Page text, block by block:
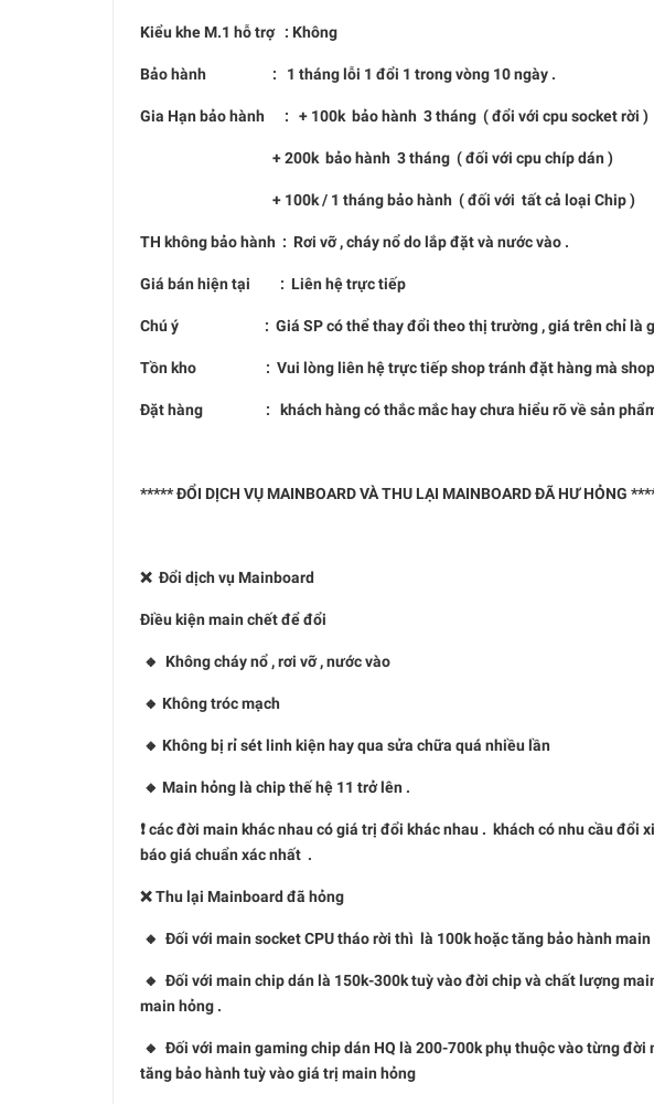
Kiểu khe M.1 hỗ trợ : Không
Bảo hành : 1 tháng lỗi 1 đổi 1 trong vòng 10 ngày .
Gia Hạn bảo hành : + 100k bảo hành 3 tháng ( đổi với cpu socket rời )
+ 200k bảo hành 3 tháng ( đối với cpu chíp dán )
+ 100k / 1 tháng bảo hành ( đối với tất cả loại Chip )
TH không bảo hành : Rơi vỡ , cháy nổ do lắp đặt và nước vào .
Giá bán hiện tại : Liên hệ trực tiếp
Chú ý : Giá SP có thể thay đổi theo thị trường , giá trên chỉ là giá
Tồn kho : Vui lòng liên hệ trực tiếp shop tránh đặt hàng mà shop
Đặt hàng : khách hàng có thắc mắc hay chưa hiểu rõ về sản phẩm
***** ĐỔI DỊCH VỤ MAINBOARD VÀ THU LẠI MAINBOARD ĐÃ HƯ HỎNG
❌ Đổi dịch vụ Mainboard
Điều kiện main chết để đổi
🔸 Không cháy nổ , rơi vỡ , nước vào
🔸 Không tróc mạch
🔸 Không bị rỉ sét linh kiện hay qua sửa chữa quá nhiều lần
🔸 Main hỏng là chip thế hệ 11 trở lên .
❗️ các đời main khác nhau có giá trị đổi khác nhau . khách có nhu cầu
báo giá chuẩn xác nhất .
❌ Thu lại Mainboard đã hỏng
🔸 Đối với main socket CPU tháo rời thì là 100k hoặc tăng bảo hành
🔸 Đối với main chip dán là 150k-300k tuỳ vào đời chip và chất lượng
main hỏng .
🔸 Đối với main gaming chip dán HQ là 200-700k phụ thuộc vào từng
tăng bảo hành tuỳ vào giá trị main hỏng